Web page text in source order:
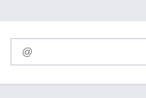
Pro
odběr
našich
novinek